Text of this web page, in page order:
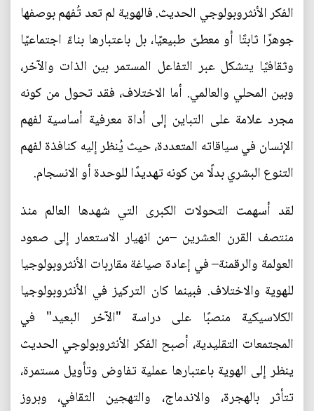
الفكر الأنثروبولوجي الحديث. فالهوية لم تعد تُفهم بوصفها
جوهرًا ثابتًا أو معطىً طبيعيًا، بل باعتبارها بناءً اجتماعيًا
وثقافيًا يتشكل عبر التفاعل المستمر بين الذات والآخر،
وبين المحلي والعالمي. أما الاختلاف، فقد تحول من كونه
مجرد علامة على التباين إلى أداة معرفية أساسية لفهم
الإنسان في سياقاته المتعددة، حيث يُنظر إليه كنافذة لفهم
التنوع البشري بدلًا من كونه تهديدًا للوحدة أو الانسجام.
لقد أسهمت التحولات الكبرى التي شهدها العالم منذ
منتصف القرن العشرين –من انهيار الاستعمار إلى صعود
العولمة والرقمنة– في إعادة صياغة مقاربات الأنثروبولوجيا
للهوية والاختلاف. فبينما كان التركيز في الأنثروبولوجيا
الكلاسيكية منصبًا على دراسة "الآخر البعيد" في
المجتمعات التقليدية، أصبح الفكر الأنثروبولوجي الحديث
ينظر إلى الهوية باعتبارها عملية تفاوض وتأويل مستمرة،
تتأثر بالهجرة، والاندماج، والتهجين الثقافي، وبروز